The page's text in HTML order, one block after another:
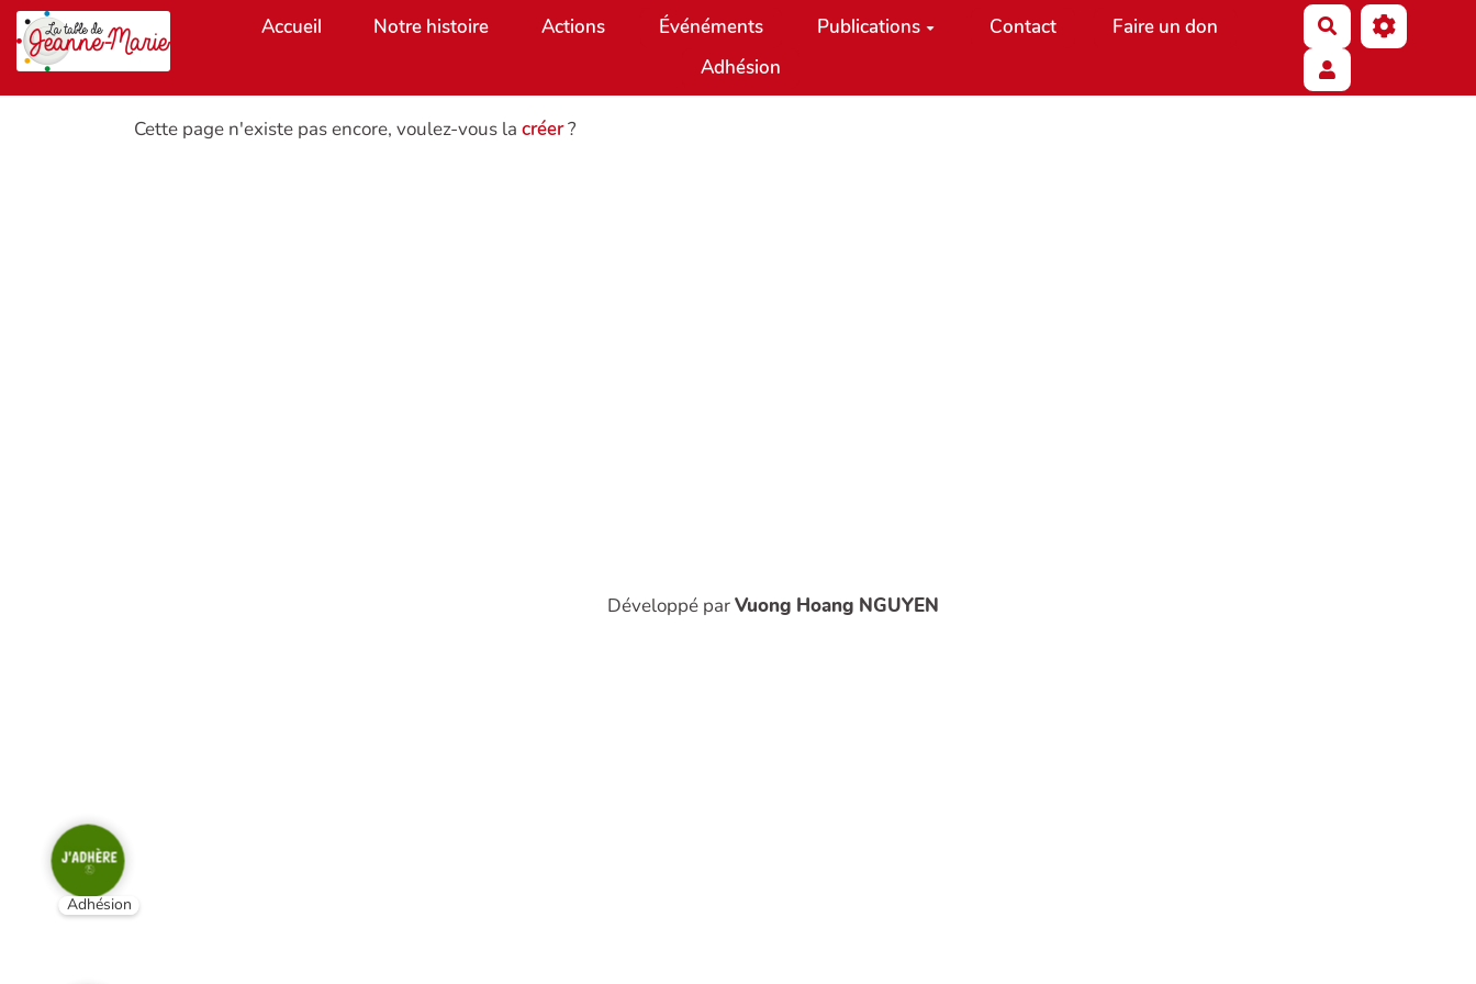
Aller au contenu principal Accueil Notre histoire Actions Événéments Publications Contact
Faire un don
Adhésion
Rechercher
Cette page n'existe pas encore, voulez-vous la créer?
Développé parVuong Hoang NGUYEN
Adhésion